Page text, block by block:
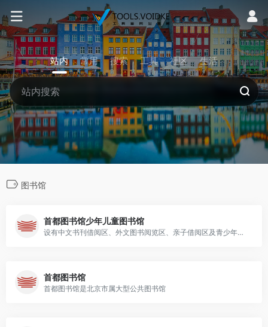
站内 常用 搜索 工具 社区 生活
图书馆
首都图书馆少年儿童图书馆
设有中文书刊借阅区、外文图书阅览区、亲子借阅区及青少年多媒体空间
首都图书馆
首都图书馆是北京市属大型公共图书馆